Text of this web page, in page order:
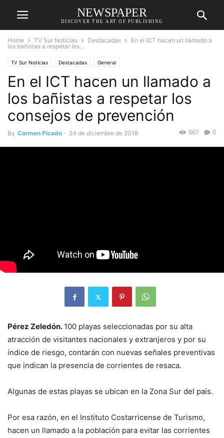
NEWSPAPER
DISCOVER THE ART OF PUBLISHING
Home TV Sur Noticias Destacadas
En el ICT hacen un llamado a
los bañistas a respetar los...
TV Sur Noticias Destacadas General
En el ICT hacen un llamado a
los bañistas a respetar los
consejos de prevención
By Carmen Picado - 24 de diciembre de 2018 0
867
Pérez Zeledón. 100 playas seleccionadas por su alta
atracción de visitantes nacionales y extranjeros y por su
índice de riesgo, contarán con nuevas señales preventivas
que indican la presencia de corrientes de resaca.
Algunas de estas playas se ubican en la Zona Sur del país.
Por esa razón, en el Instituto Costarricense de Turismo,
hacen un llamado a la población para evitar las corrientes